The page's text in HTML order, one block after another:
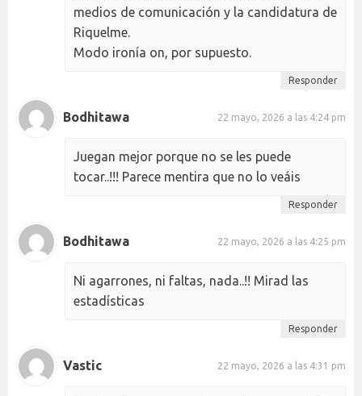
medios de comunicación y la candidatura de
Riquelme.
Modo ironía on, por supuesto.
Responder
Bodhitawa 22 mayo, 2026 a las 4:24 pm
Juegan mejor porque no se les puede
tocar..!!! Parece mentira que no lo veáis
Responder
Bodhitawa 22 mayo, 2026 a las 4:25 pm
Ni agarrones, ni faltas, nada..!! Mirad las
estadísticas
Responder
Vastic 22 mayo, 2026 a las 4:31 pm